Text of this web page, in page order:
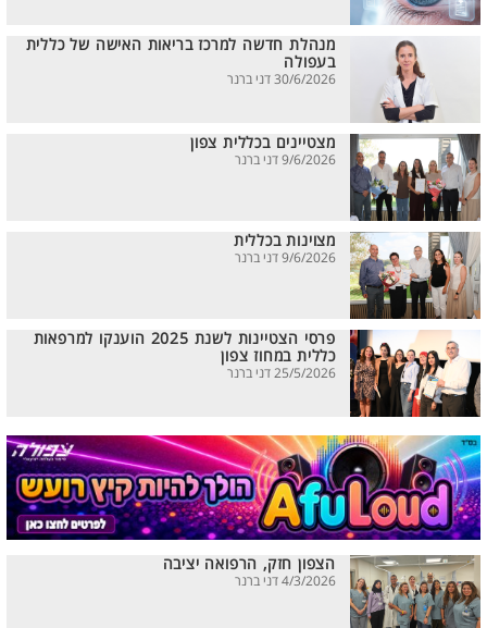
מנהלת חדשה למרכז בריאות האישה של כללית
בעפולה
30/6/2026 דני ברנר
מצטיינים בכללית צפון
9/6/2026 דני ברנר
מצוינות בכללית
9/6/2026 דני ברנר
פרסי הצטיינות לשנת 2025 הוענקו למרפאות
כללית במחוז צפון
25/5/2026 דני ברנר
הצפון חזק, הרפואה יציבה
4/3/2026 דני ברנר